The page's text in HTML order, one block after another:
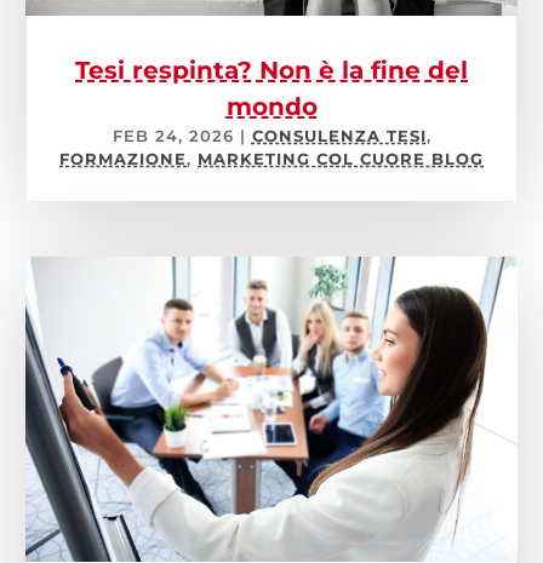
Tesi respinta? Non è la fine del
mondo
FEB 24, 2026 | CONSULENZA TESI,
FORMAZIONE, MARKETING COL CUORE BLOG